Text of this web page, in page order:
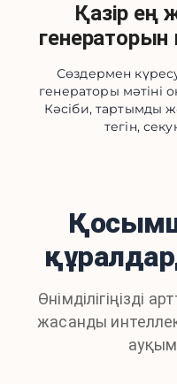
Қазір ең
генераторын
Сөздермен
генераторы мәтіні
Кәсіби, тартымды
тегін,
Өнімділігіңізді
жасанды